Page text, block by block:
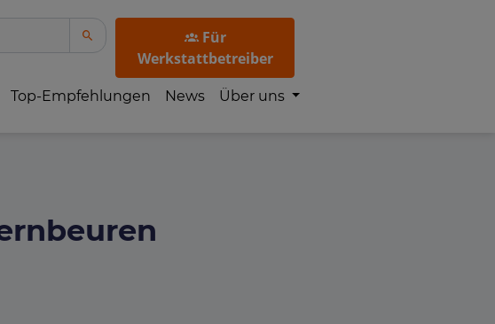
Für
Werkstattbetreiber
Top-Empfehlungen News Über uns